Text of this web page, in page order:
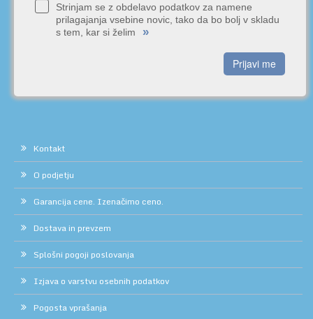
Strinjam se z obdelavo podatkov za namene
prilagajanja vsebine novic, tako da bo bolj v skladu
s tem, kar si želim
»
Prijavi me
Kontakt
O podjetju
Garancija cene. Izenačimo ceno.
Dostava in prevzem
Splošni pogoji poslovanja
Izjava o varstvu osebnih podatkov
Pogosta vprašanja